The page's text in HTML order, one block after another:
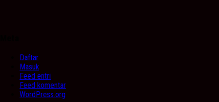
Daftar
Masuk
Feed entri
Feed komentar
WordPress.org